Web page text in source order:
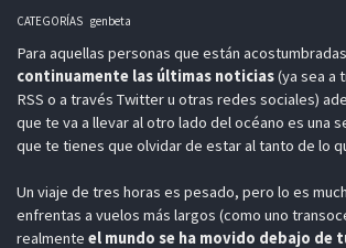
CATEGORÍAS genbeta
Para aquellas personas que están
continuamente las últimas noticias(ya sea a
RSS o a través Twitter u otras redes sociales)
que te va a llevar al otro lado del océano es una
que te tienes que olvidar de estar al tanto de lo
Un viaje de tres horas es pesado, pero lo es
enfrentas a vuelos más largos (como uno
realmente el mundo se ha movido debajo de